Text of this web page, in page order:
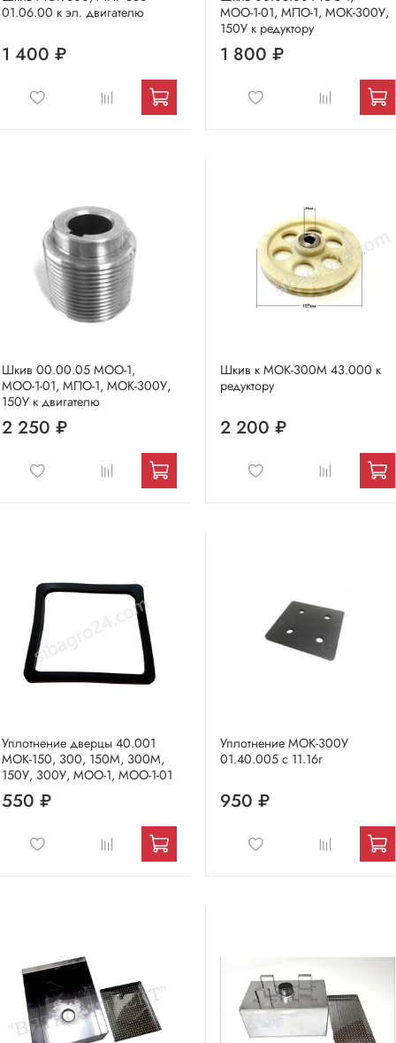
01.06.00 к эл. двигателю
1 400 ₽
МОО-1-01, МПО-1, МОК-300У,
150У к редуктору
1 800 ₽
Шкив 00.00.05 МОО-1,
МОО-1-01, МПО-1, МОК-300У,
150У к двигателю
2 250 ₽
Шкив к МОК-300М 43.000 к
редуктору
2 200 ₽
Уплотнение дверцы 40.001
МОК-150, 300, 150М, 300М,
150У, 300У, МОО-1, МОО-1-01
550 ₽
Уплотнение МОК-300У
01.40.005 с 11.16г
950 ₽